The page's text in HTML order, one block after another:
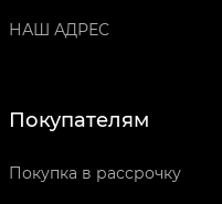
НАШ АДРЕС
Покупателям
Покупка в рассрочку